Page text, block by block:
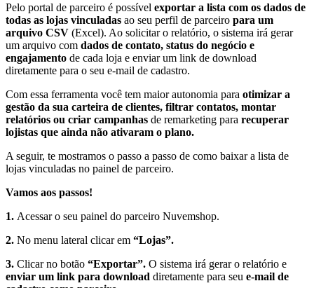
Pelo portal de parceiro é possível exportar a lista com os dados de
todas as lojas vinculadas ao seu perfil de parceiro para um
arquivo CSV (Excel). Ao solicitar o relatório, o sistema irá gerar
um arquivo com dados de contato, status do negócio e
engajamento de cada loja e enviar um link de download
diretamente para o seu e-mail de cadastro.
Com essa ferramenta você tem maior autonomia para otimizar a
gestão da sua carteira de clientes, filtrar contatos, montar
relatórios ou criar campanhas de remarketing para recuperar
lojistas que ainda não ativaram o plano.
A seguir, te mostramos o passo a passo de como baixar a lista de
lojas vinculadas no painel de parceiro.
Vamos aos passos!
1. Acessar o seu painel do parceiro Nuvemshop.
2. No menu lateral clicar em “Lojas”.
3. Clicar no botão “Exportar”. O sistema irá gerar o relatório e
enviar um link para download diretamente para seu e-mail de